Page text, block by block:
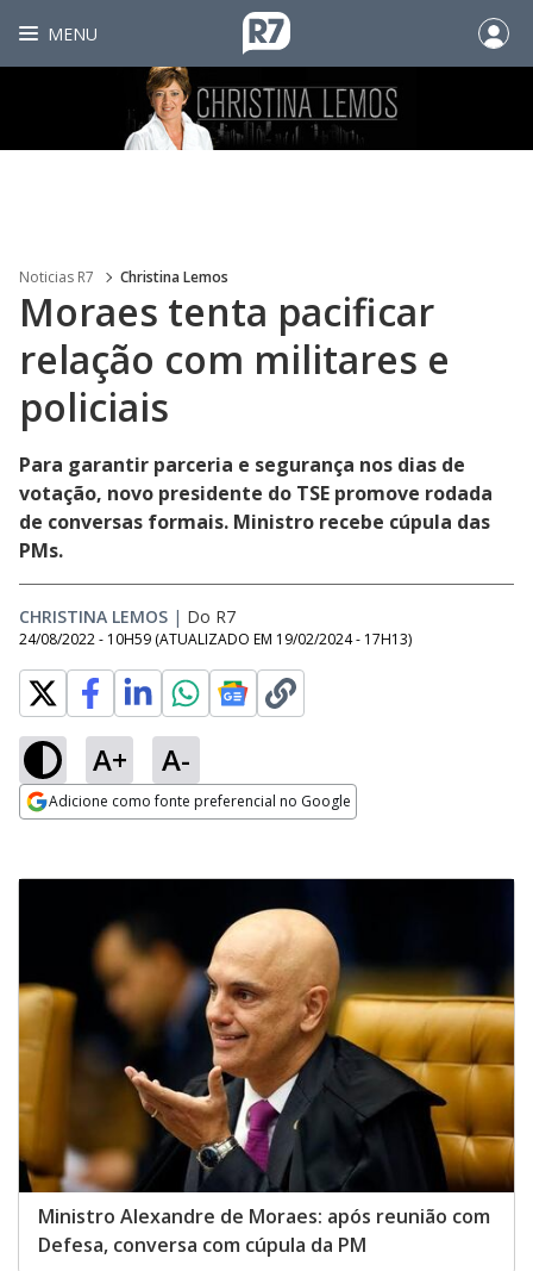
MENU
Noticias R7 Christina Lemos
Moraes tenta pacificar
relação com militares e
policiais
Para garantir parceria e segurança nos dias de
votação, novo presidente do TSE promove rodada
de conversas formais. Ministro recebe cúpula das
PMs.
CHRISTINA LEMOS | Do R7
24/08/2022 - 10H59 (ATUALIZADO EM 19/02/2024 - 17H13)
A+ A-
Adicione como fonte preferencial no Google
Ministro Alexandre de Moraes: após reunião com
Defesa, conversa com cúpula da PM